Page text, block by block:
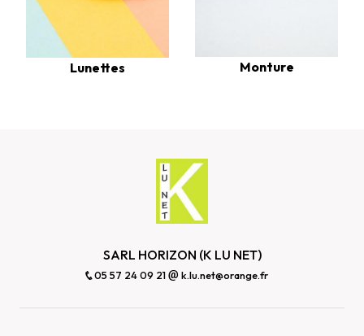
Lunettes Monture
SARL HORIZON (K LU NET)
05 57 24 09 21 k.lu.net@orange.fr